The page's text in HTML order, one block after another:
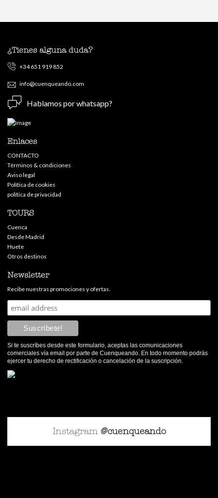
¿Tienes alguna duda?
+34 651 919 852
info@cuenqueando.com
Hablamos por whatsapp?
Enlaces
CONTACTO
Términos & condiciones
Aviso legal
Política de cookies
política de privacidad
TOURS
Cuenca
Desde Madrid
Huete
Otros destinos
Newsletter
Recibe nuestras promociones y ofertas.
Si te suscríbes desde este formulario, aceptas las comunicaciones
comerciales vía email por parte de Cuenqueando. En todo momento podrás
ejercer tu derecho de rectificación o cancelación de la suscripción.
Instagram @cuenqueando